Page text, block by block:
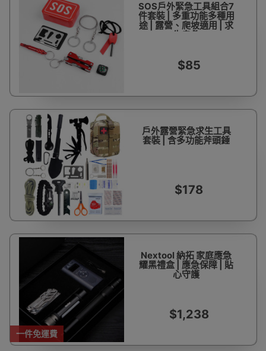
SOS戶外緊急工具組合7
件套裝 | 多重功能多種用
途 | 露營、爬坡適用 | 求
生自救
$85
戶外露營緊急求生工具
套裝 | 含多功能斧頭錘
$178
一件免運費
Nextool 納拓 家庭應急
耀黑禮盒 | 應急保障 | 貼
心守護
$1,238